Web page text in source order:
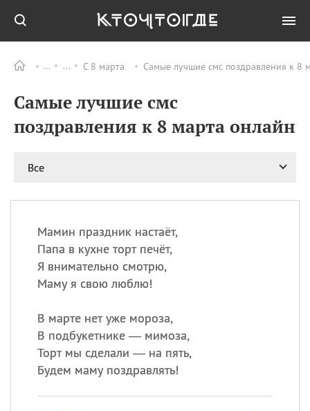
С 8 марта Самые лучшие смс поздравления к 8
Самые лучшие смс
поздравления к 8 марта онлайн
Все
Мамин праздник настаёт,
Папа в кухне торт печёт,
Я внимательно смотрю,
Маму я свою люблю!
В марте нет уже мороза,
В подбукетнике — мимоза,
Торт мы сделали — на пять,
Будем маму поздравлять!
ПРАЗДНИКИ Все
06.08 Преображение
христиан
Романа и Давида
07.08
мучеников
ИМЕНА
Сегодня празднуют именины